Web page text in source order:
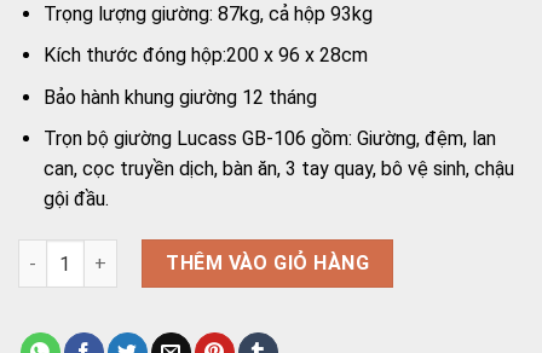
Trọng lượng giường: 87kg, cả hộp 93kg
Kích thước đóng hộp:200 x 96 x 28cm
Bảo hành khung giường 12 tháng
Trọn bộ giường Lucass GB-106 gồm: Giường, đệm, lan
can, cọc truyền dịch, bàn ăn, 3 tay quay, bô vệ sinh, chậu
gội đầu.
Gường y tế 4 tay quay Lucass Gb-106 số lượng
THÊM VÀO GIỎ HÀNG